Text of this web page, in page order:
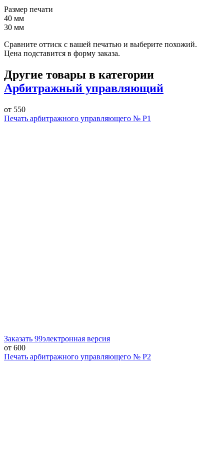
Размер печати
40 мм
30 мм
Сравните оттиск с вашей печатью и выберите похожий.
Цена подставится в форму заказа.
Другие товары в категории
Арбитражный управляющий
от 550
Печать арбитражного управляющего № Р1
Заказать 99электронная версия
от 600
Печать арбитражного управляющего № Р2